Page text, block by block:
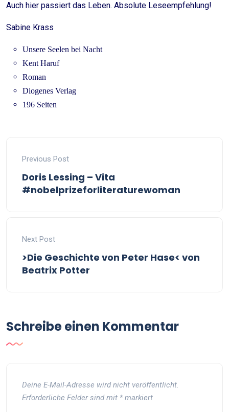
Auch hier passiert das Leben. Absolute Leseempfehlung!
Sabine Krass
Unsere Seelen bei Nacht
Kent Haruf
Roman
Diogenes Verlag
196 Seiten
Previous Post
Doris Lessing – Vita
#nobelprizeforliteraturewoman
Next Post
>Die Geschichte von Peter Hase< von
Beatrix Potter
Schreibe einen Kommentar
Deine E-Mail-Adresse wird nicht veröffentlicht.
Erforderliche Felder sind mit *markiert